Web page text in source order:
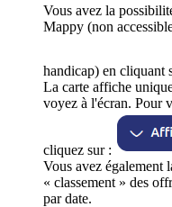
Vous avez la
Mappy (non
handicap) en cliquant
La carte affiche
voyez à l'écran. Pour
cliquez sur :
Vous avez également
« classement » des
par date.